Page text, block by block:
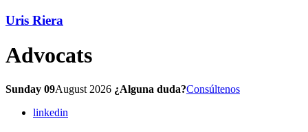
Uris Riera
Advocats
Sunday 09August 2026 ¿Alguna duda?Consúltenos
linkedin